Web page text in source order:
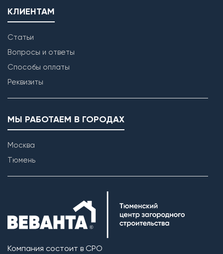
Возведение внутренних перегородок
КЛИЕНТАМ
Статьи
Вопросы и ответы
Способы оплаты
Реквизиты
МЫ РАБОТАЕМ В ГОРОДАХ
Москва
Тюмень
Компания состоит в СРО